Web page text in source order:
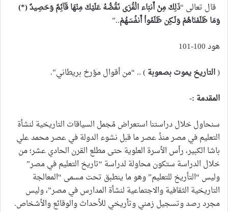
قال تعالى “ذَلِكَ مِنْ أَنبَاء الْقُرَى نَقُصُّهُ عَلَيْكَ مِنْهَا قَآئِمٌ وَحَصِيدٌ (*)
وَمَا ظَلَمْنَاهُمْ وَلَـكِن ظَلَمُواْ أَنفُسَهُمْ..”
هود 100-101
(التاريخ يموت بصعوبة) .. “من أقوال مؤرخ بريطاني”.
المقدمة :-
سنحاول خلال دراستنا استعراض مُجمل السياقات التاريخية لنشأة
التعليم في مصر منذُ عصر ما قبل نشوء الدولة في عصر محمد علي
باشا الكبير، رأس الأسرة العلوية حتى مطلع القرن الحادي عشر؛ من
خلال الدراسة ستكون محاولة لدراسة “تاريخ التعليم في مصر”
وليس “التأريخ للتعليم” وهو ما ينطبق تحت مسمى “المعالجة
التاريخية الثقافية والاجتماعية لنشأة المدارس في مصر”، وليس
مجرد رصد وتسجيل زمني وتأريخي للأحداث والوقائع والأشخاص.